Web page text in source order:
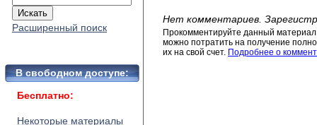
Расширенный поиск
В свободном доступе:
Бесплатно:
Некоторые материалы
Нет комментариев.
Прокомментируйте данный
можно потратить на получение
их на свой счет. Подробнее о